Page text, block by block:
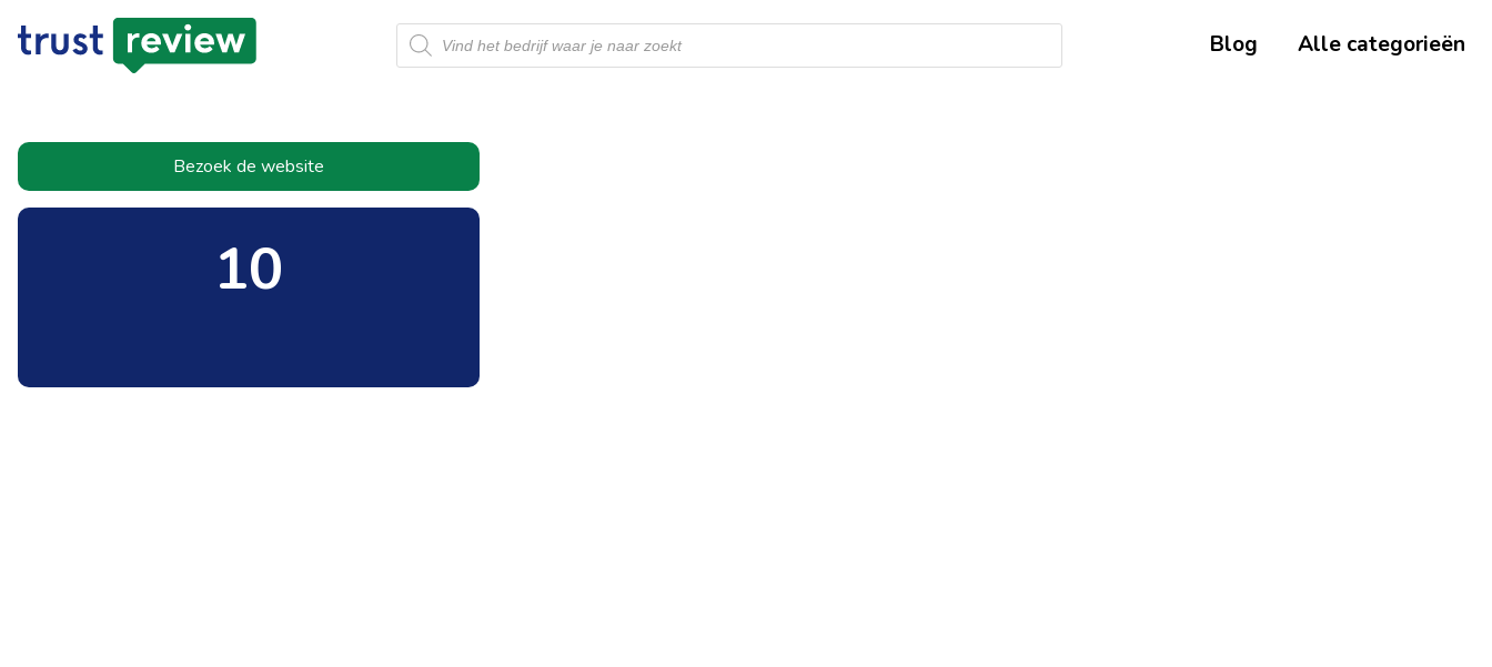
Producten
zoeken Blog Alle categorieën
Bezoek de website
10